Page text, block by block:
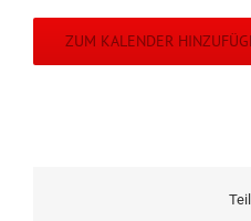
ZUM KALENDER